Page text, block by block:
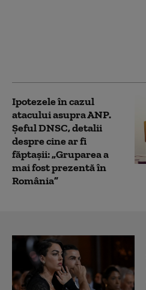
Ipotezele în cazul
atacului asupra ANP.
Șeful DNSC, detalii
despre cine ar fi
făptașii: „Gruparea a
mai fost prezentă în
România”